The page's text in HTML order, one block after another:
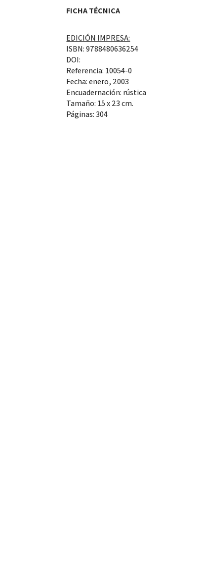
FICHA TÉCNICA
EDICIÓN IMPRESA:
ISBN: 9788480636254
DOI:
Referencia: 10054-0
Fecha: enero, 2003
Encuadernación: rústica
Tamaño: 15 x 23 cm.
Páginas: 304